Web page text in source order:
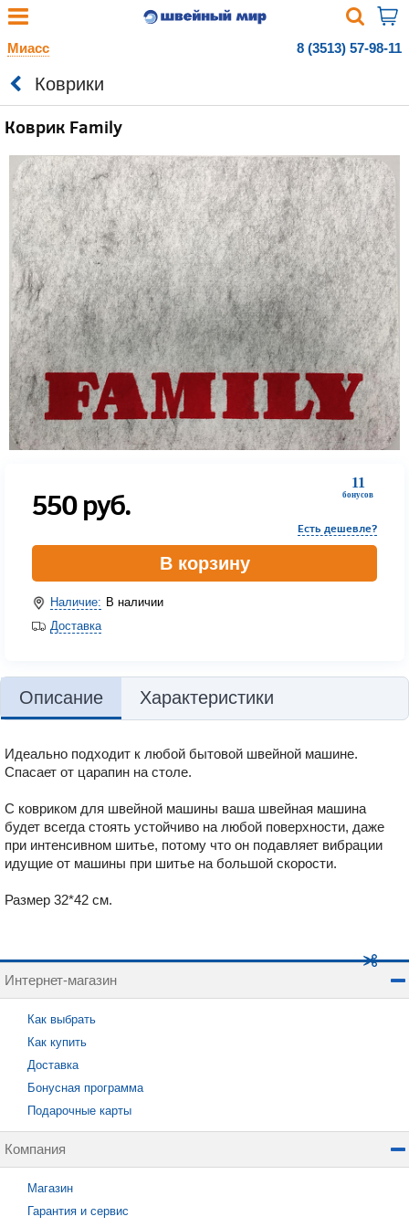
Миасс 8 (3513) 57-98-11
Коврики
Коврик Family
11
бонусов
550руб.
Есть дешевле?
В корзину
Наличие: В наличии
Доставка
Описание Характеристики
Идеально подходит к любой бытовой швейной машине.
Спасает от царапин на столе.
С ковриком для швейной машины ваша швейная машина
будет всегда стоять устойчиво на любой поверхности, даже
при интенсивном шитье, потому что он подавляет вибрации
идущие от машины при шитье на большой скорости.
Размер 32*42 см.
Интернет-магазин
Как выбрать
Как купить
Доставка
Бонусная программа
Подарочные карты
Компания
Магазин
Гарантия и сервис